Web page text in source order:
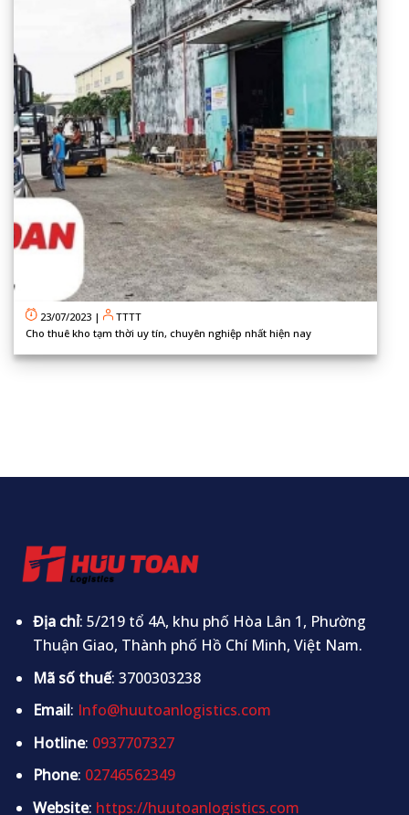
23/07/2023 |
TTTT
Cho thuê kho tạm thời uy tín, chuyên nghiệp nhất hiện nay
Địa chỉ: 5/219 tổ 4A, khu phố Hòa Lân 1, Phường
Thuận Giao, Thành phố Hồ Chí Minh, Việt Nam.
Mã số thuế: 3700303238
Email: Info@huutoanlogistics.com
Hotline: 0937707327
Phone: 02746562349
Website: https://huutoanlogistics.com